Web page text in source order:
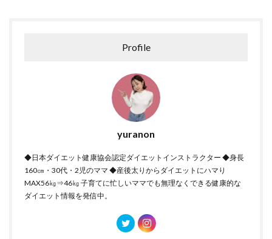
Profile
yuranon
◆日本ダイエット健康協会認定ダイエットインストラクター ◆身長
160㎝・30代・2児のママ ◆産後太りからダイエットにハマり
MAX56㎏⇒46㎏ 子育てに忙しいママでも無理なくできる健康的な
ダイエット情報を発信中。